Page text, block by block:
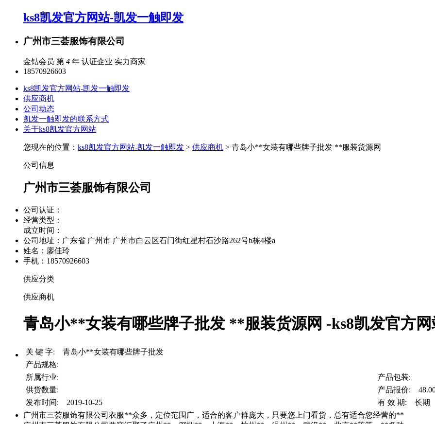
ks8凯发官方网站-凯发一触即发
广州市三荟服饰有限公司
金钻会员 第 4 年 认证企业 实力商家
18570926603
ks8凯发官方网站-凯发一触即发
供应商机
公司动态
凯发一触即发的联系方式
关于ks8凯发官方网站
您现在的位置： ks8凯发官方网站-凯发一触即发 > 供应商机 > 青岛小**女装有哪些牌子批发 **服装货源网
公司信息
广州市三荟服饰有限公司
公司认证：
经营类型：
成立时间：
公司地址： 广东省 广州市 广州市白云区石门街红星村石沙路262号b栋4楼a
姓名：廖佳玲
手机：18570926603
供应分类
供应商机
青岛小**女装有哪些牌子批发 **服装货源网 -ks8凯发官方网
关 键 字: 青岛小**女装有哪些牌子批发
产品规格:
所属行业:
产品包装:
供货数量:
产品报价:
发布时间: 2019-10-25
有 效 期: 长期
广州市三荟服饰有限公司衣服**众多，定位范围广，适合的客户群庞大，只要您上门看货，总有适合您经营的**